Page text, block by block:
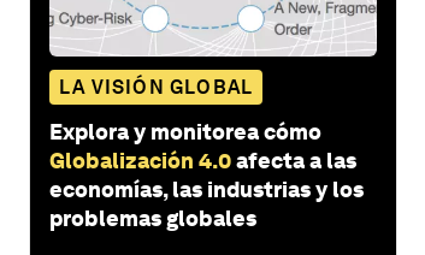
LA VISIÓN GLOBAL
Explora y monitorea cómo
Globalización 4.0afecta a las
economías, las industrias y los
problemas globales